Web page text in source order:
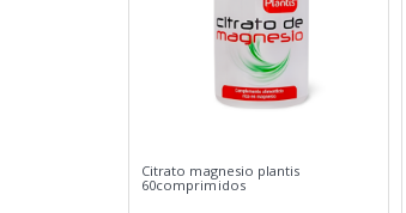
Citrato magnesio plantis
60comprimidos